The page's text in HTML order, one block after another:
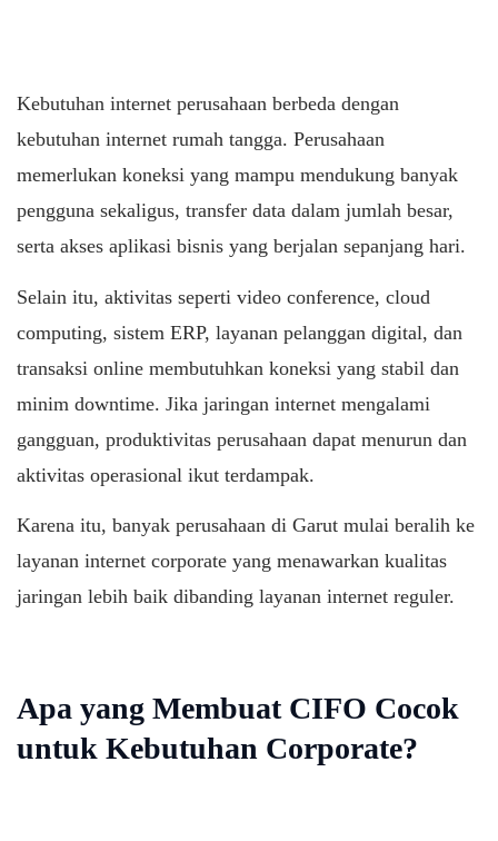
Kebutuhan internet perusahaan berbeda dengan
kebutuhan internet rumah tangga. Perusahaan
memerlukan koneksi yang mampu mendukung banyak
pengguna sekaligus, transfer data dalam jumlah besar,
serta akses aplikasi bisnis yang berjalan sepanjang hari.
Selain itu, aktivitas seperti video conference, cloud
computing, sistem ERP, layanan pelanggan digital, dan
transaksi online membutuhkan koneksi yang stabil dan
minim downtime. Jika jaringan internet mengalami
gangguan, produktivitas perusahaan dapat menurun dan
aktivitas operasional ikut terdampak.
Karena itu, banyak perusahaan di Garut mulai beralih ke
layanan internet corporate yang menawarkan kualitas
jaringan lebih baik dibanding layanan internet reguler.
Apa yang Membuat CIFO Cocok
untuk Kebutuhan Corporate?